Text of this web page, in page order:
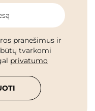
pranešimus ir
tvarkomi
privatumo